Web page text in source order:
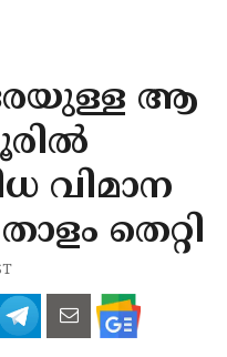
ആ
വിമാന
തെറ്റി